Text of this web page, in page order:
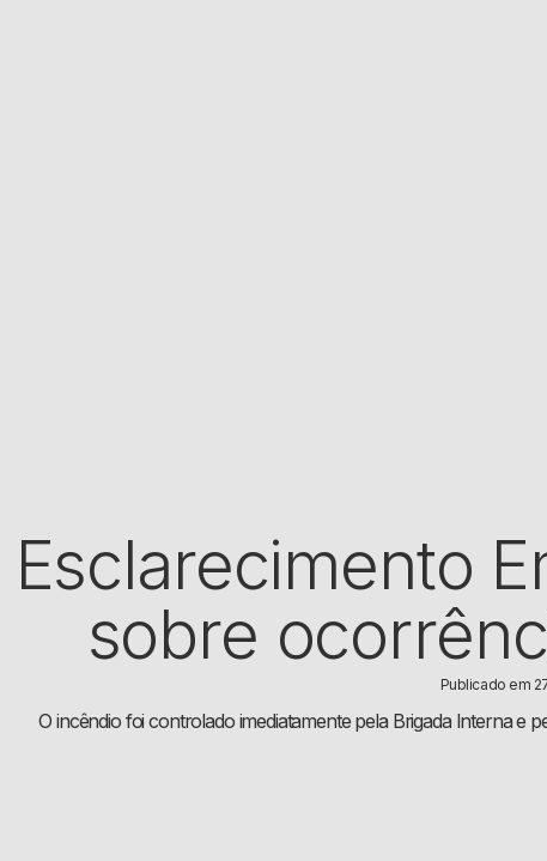
Esclarecimento
sobre
Publicado em
O incêndio foi controlado imediatamente pela Brigada Interna e